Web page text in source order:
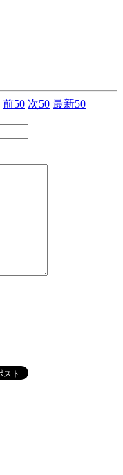
前50 次50 最新50